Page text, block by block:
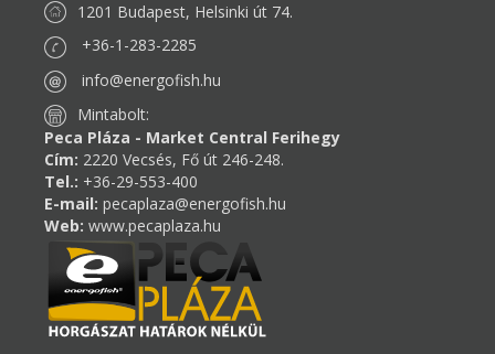
1201 Budapest, Helsinki út 74.
+36-1-283-2285
info@energofish.hu
Mintabolt:
Peca Pláza - Market Central Ferihegy
Cím: 2220 Vecsés, Fő út 246-248.
Tel.: +36-29-553-400
E-mail: pecaplaza@energofish.hu
Web: www.pecaplaza.hu